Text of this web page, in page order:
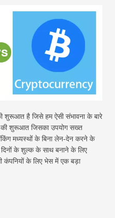
शुरूआत है जिसे हम ऐसी संभावना के बारे
शुरूआत जिसका उपयोग सख्त
मध्यस्थों के बिना लेन-देन करने के
के शुल्क के साथ बनाने के लिए
कंपनियों के लिए भेस में एक बड़ा